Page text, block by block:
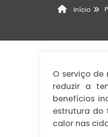
Início
O serviço
reduzir a
benefícios
estrutura do
calor nas